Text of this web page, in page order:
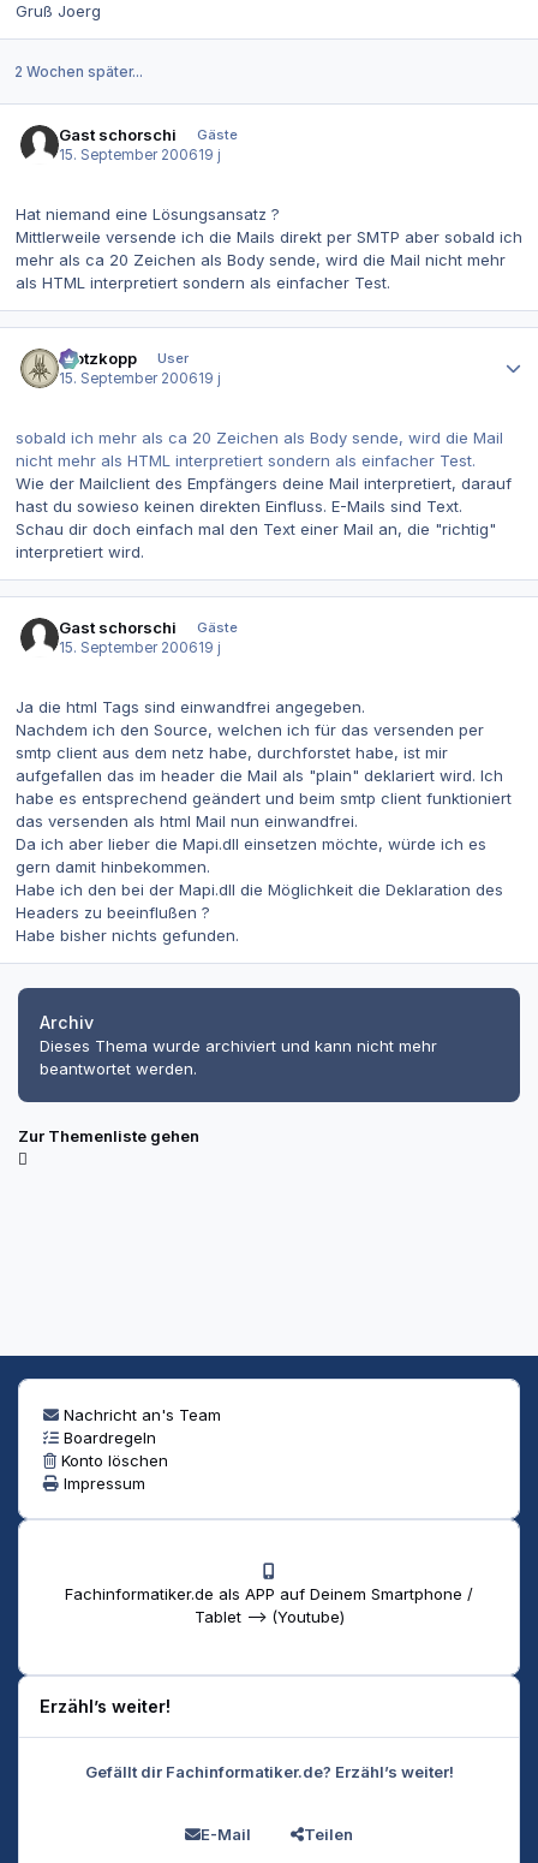
Gruß Joerg
2 Wochen später...
Gast schorschi
Gäste
15. September 200619 j
Hat niemand eine Lösungsansatz ?
Mittlerweile versende ich die Mails direkt per SMTP aber sobald ich
mehr als ca 20 Zeichen als Body sende, wird die Mail nicht mehr
als HTML interpretiert sondern als einfacher Test.
Klotzkopp
User
15. September 200619 j
sobald ich mehr als ca 20 Zeichen als Body sende, wird die Mail
nicht mehr als HTML interpretiert sondern als einfacher Test.
Wie der Mailclient des Empfängers deine Mail interpretiert, darauf
hast du sowieso keinen direkten Einfluss. E-Mails sind Text.
Schau dir doch einfach mal den Text einer Mail an, die "richtig"
interpretiert wird.
Gast schorschi
Gäste
15. September 200619 j
Ja die html Tags sind einwandfrei angegeben.
Nachdem ich den Source, welchen ich für das versenden per
smtp client aus dem netz habe, durchforstet habe, ist mir
aufgefallen das im header die Mail als "plain" deklariert wird. Ich
habe es entsprechend geändert und beim smtp client funktioniert
das versenden als html Mail nun einwandfrei.
Da ich aber lieber die Mapi.dll einsetzen möchte, würde ich es
gern damit hinbekommen.
Habe ich den bei der Mapi.dll die Möglichkeit die Deklaration des
Headers zu beeinflußen ?
Habe bisher nichts gefunden.
Archiv
Dieses Thema wurde archiviert und kann nicht mehr
beantwortet werden.
Zur Themenliste gehen
Nachricht an's Team
Boardregeln
Konto löschen
Impressum
Fachinformatiker.de als APP auf Deinem Smartphone /
Tablet --> (Youtube)
Erzähl’s weiter!
Gefällt dir Fachinformatiker.de? Erzähl’s weiter!
E-Mail Teilen